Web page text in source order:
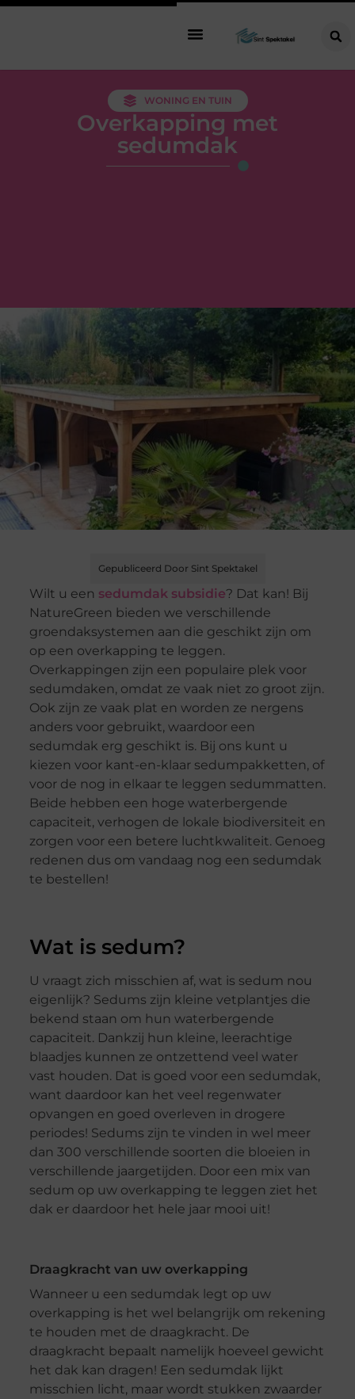
WONING EN TUIN
Overkapping met
sedumdak
Gepubliceerd Door Sint Spektakel
Wilt u een sedumdak subsidie? Dat kan! Bij
NatureGreen bieden we verschillende
groendaksystemen aan die geschikt zijn om
op een overkapping te leggen.
Overkappingen zijn een populaire plek voor
sedumdaken, omdat ze vaak niet zo groot zijn.
Ook zijn ze vaak plat en worden ze nergens
anders voor gebruikt, waardoor een
sedumdak erg geschikt is. Bij ons kunt u
kiezen voor kant-en-klaar sedumpakketten, of
voor de nog in elkaar te leggen sedummatten.
Beide hebben een hoge waterbergende
capaciteit, verhogen de lokale biodiversiteit en
zorgen voor een betere luchtkwaliteit. Genoeg
redenen dus om vandaag nog een sedumdak
te bestellen!
Wat is sedum?
U vraagt zich misschien af, wat is sedum nou
eigenlijk? Sedums zijn kleine vetplantjes die
bekend staan om hun waterbergende
capaciteit. Dankzij hun kleine, leerachtige
blaadjes kunnen ze ontzettend veel water
vast houden. Dat is goed voor een sedumdak,
want daardoor kan het veel regenwater
opvangen en goed overleven in drogere
periodes! Sedums zijn te vinden in wel meer
dan 300 verschillende soorten die bloeien in
verschillende jaargetijden. Door een mix van
sedum op uw overkapping te leggen ziet het
dak er daardoor het hele jaar mooi uit!
Draagkracht van uw overkapping
Wanneer u een sedumdak legt op uw
overkapping is het wel belangrijk om rekening
te houden met de draagkracht. De
draagkracht bepaalt namelijk hoeveel gewicht
het dak kan dragen! Een sedumdak lijkt
misschien licht, maar wordt stukken zwaarder